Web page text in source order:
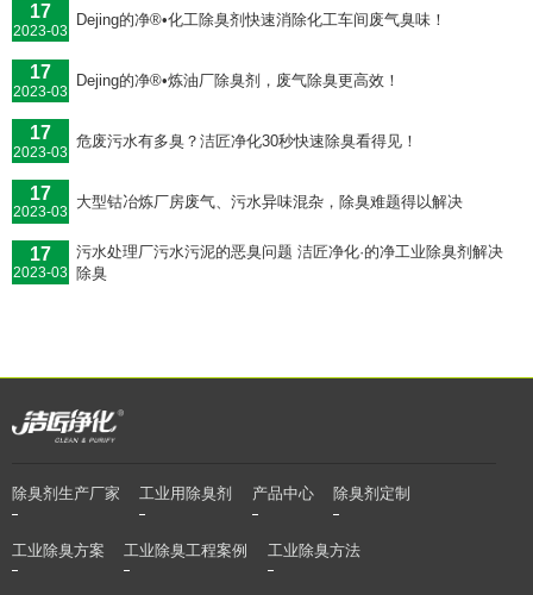
17
2023-03
Dejing的净®•化工除臭剂快速消除化工车间废气臭味！
17
2023-03
Dejing的净®•炼油厂除臭剂，废气除臭更高效！
17
2023-03
危废污水有多臭？洁匠净化30秒快速除臭看得见！
17
2023-03
大型钴冶炼厂房废气、污水异味混杂，除臭难题得以解决
17
2023-03
污水处理厂污水污泥的恶臭问题 洁匠净化·的净工业除臭剂解决
除臭
除臭剂生产厂家 工业用除臭剂 产品中心 除臭剂定制
工业除臭方案 工业除臭工程案例 工业除臭方法